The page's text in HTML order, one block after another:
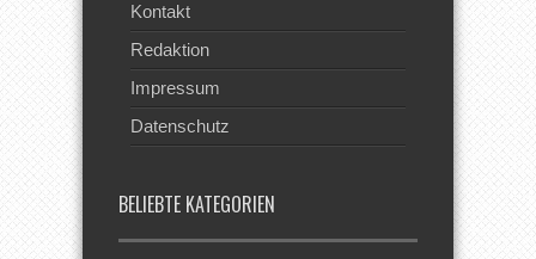
Kontakt
Redaktion
Impressum
Datenschutz
BELIEBTE KATEGORIEN